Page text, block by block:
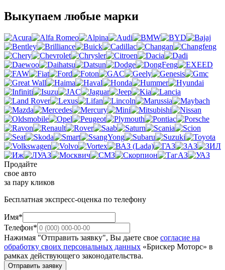
Выкупаем любые марки
Продайте
свое авто
за пару кликов
Бесплатная экспресс-оценка по телефону
Имя*
Телефон*
Нажимая "Отправить заявку", Вы даете свое согласие на
обработку своих персональных данных «Брискер Моторс» в
рамках действующего законодательства.
Отправить заявку